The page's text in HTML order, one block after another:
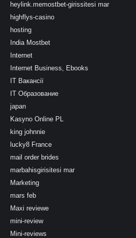
heylink.memostbet-girissitesi mar
highflys-casino
hosting
India Mostbet
Internet
Internet Business, Ebooks
IT Вакансії
IT Образование
japan
Kasyno Online PL
king johnnie
lucky8 France
mail order brides
marbahisgirisitesi mar
Marketing
mars feb
Maxi reviewe
mini-review
Mini-reviews